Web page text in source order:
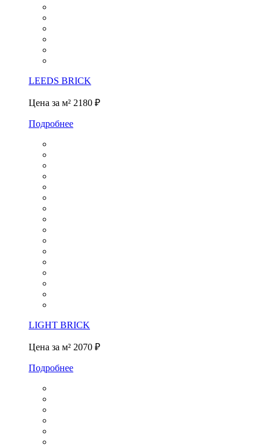
LEEDS BRICK
Цена за м² 2180 ₽
Подробнее
LIGHT BRICK
Цена за м² 2070 ₽
Подробнее